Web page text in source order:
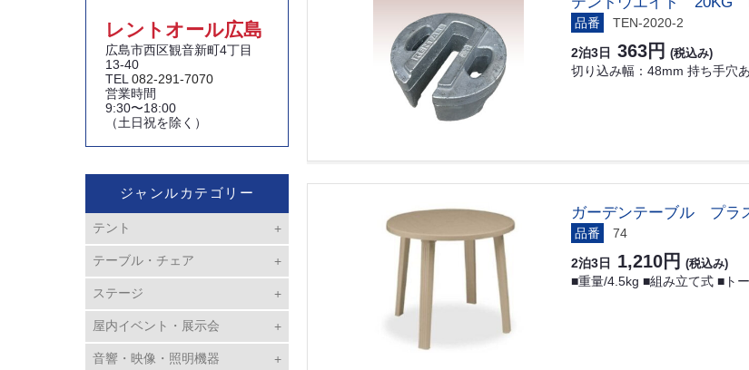
レントオール広島
広島市西区観音新町4丁目
13-40
TEL 082-291-7070
営業時間
9:30〜18:00
（土日祝を除く）
ジャンルカテゴリー
テント
テーブル・チェア
ステージ
屋内イベント・展示会
音響・映像・照明機器
品番 TEN-2020-2
2泊3日 363円 (税込み)
切り込み幅：48mm 持ち手穴
ガーデンテーブル プ
品番 74
2泊3日 1,210円 (税込み)
■重量/4.5kg ■組み立て式 ■ト